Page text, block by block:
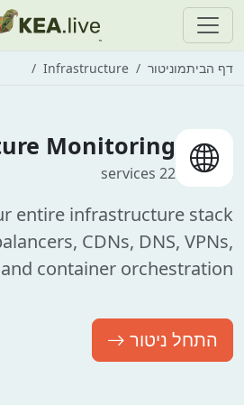
דף הביתמוניטור Infrastructure
Monitoring
22 services
entire infrastructure stack
CDNs, DNS, VPNs,
and container orchestration.
התחל ניטור